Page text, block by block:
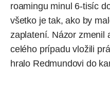
roamingu minul 6-tisíc
všetko je tak, ako by
zaplatení. Názor zmenil
celého prípadu vložili
hralo Redmundovi do